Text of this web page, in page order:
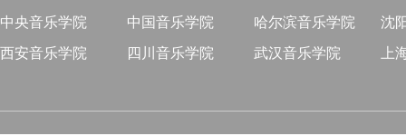
中央音乐学院 中国音乐学院 哈尔滨音乐学院
沈
西安音乐学院
四川音乐学院 武汉音乐学院 上